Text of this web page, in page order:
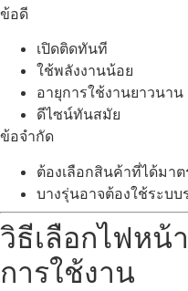
ข้อดี
เปิดติดทันที
ใช้พลังงานน้อย
อายุการใช้งานยาวนาน
ดีไซน์ทันสมัย
ข้อจำกัด
ต้องเลือกสินค้าที่ได้มา
บางรุ่นอาจต้องใช้ระบบ
วิธีเลือกไฟหน้
การใช้งาน